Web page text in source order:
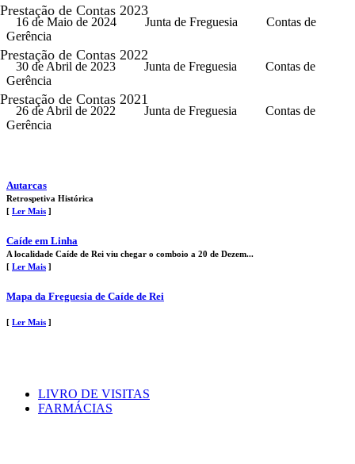
Prestação de Contas 2023
16 de Maio de 2024 Junta de Freguesia
Contas de
Gerência
Prestação de Contas 2022
30 de Abril de 2023 Junta de Freguesia
Contas de
Gerência
Prestação de Contas 2021
26 de Abril de 2022 Junta de Freguesia
Contas de
Gerência
Autarcas
Retrospetiva Histórica
[ Ler Mais ]
Caíde em Linha
A localidade Caíde de Rei viu chegar o comboio a 20 de Dezem...
[ Ler Mais ]
Mapa da Freguesia de Caíde de Rei
[ Ler Mais ]
LIVRO DE VISITAS
FARMÁCIAS